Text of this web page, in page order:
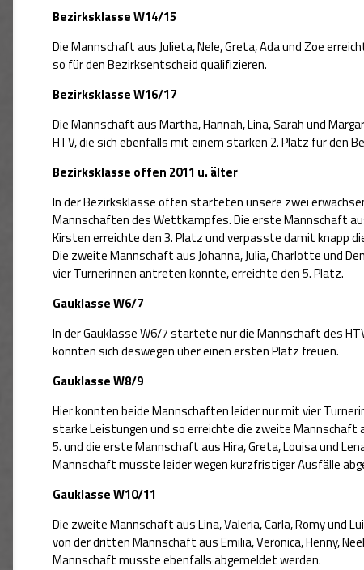
Bezirksklasse W14/15
Die Mannschaft aus Julieta, Nele, Greta, Ada und Zoe
so für den Bezirksentscheid qualifizieren.
Bezirksklasse W16/17
Die Mannschaft aus Martha, Hannah, Lina, Sarah und
HTV, die sich ebenfalls mit einem starken 2. Platz für den
Bezirksklasse offen 2011 u. älter
In der Bezirksklasse offen starteten unsere zwei
Mannschaften des Wettkampfes. Die erste Mannschaft
Kirsten erreichte den 3. Platz und verpasste damit knapp
Die zweite Mannschaft aus Johanna, Julia, Charlotte und
vier Turnerinnen antreten konnte, erreichte den 5. Platz.
Gauklasse W6/7
In der Gauklasse W6/7 startete nur die Mannschaft des
konnten sich deswegen über einen ersten Platz freuen.
Gauklasse W8/9
Hier konnten beide Mannschaften leider nur mit vier
starke Leistungen und so erreichte die zweite Mannschaft
5. und die erste Mannschaft aus Hira, Greta, Louisa und
Mannschaft musste leider wegen kurzfristiger Ausfälle
Gauklasse W10/11
Die zweite Mannschaft aus Lina, Valeria, Carla, Romy und
von der dritten Mannschaft aus Emilia, Veronica, Henny,
Mannschaft musste ebenfalls abgemeldet werden.